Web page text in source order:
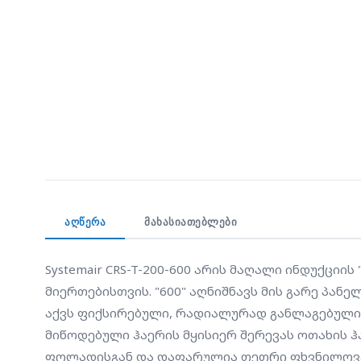
ᲐᲦᲬᲔᲠᲐ ᲛᲐᲮᲐᲡᲘᲐᲗᲔᲑᲚᲔᲑᲘ
Systemair CRS-T-200-600 არის მაღალი
მიერთებისთვის. "600" აღნიშნავს მის გარე
აქვს ფიქსირებული, რადიალურად
მიწოდებული ჰაერის მყისიერ შერევას
ფოლადისგან და დაფარულია თეთრი